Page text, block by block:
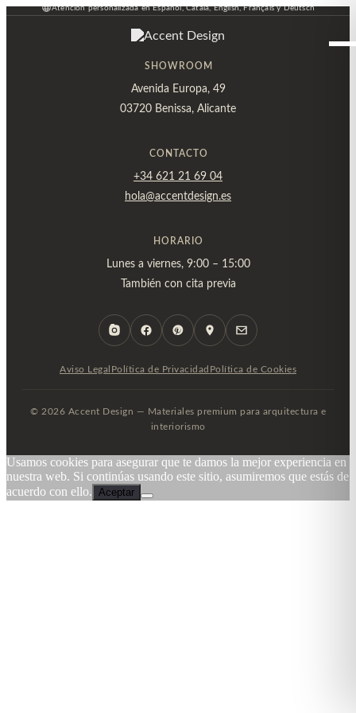
Ir
Atención personalizada en Español, Català, English, Français y Deutsch
SHOWROOM
Avenida Europa, 49
03720 Benissa, Alicante
CONTACTO
+34 621 21 69 04
hola@accentdesign.es
HORARIO
Lunes a viernes, 9:00 – 15:00
También con cita previa
Aviso Legal Política de Privacidad Política de Cookies
© 2026 Accent Design — Materiales premium para arquitectura e
interiorismo
Usamos cookies para asegurar que te damos la mejor experiencia en
nuestra web. Si continúas usando este sitio, asumiremos que estás de
acuerdo con ello. Aceptar